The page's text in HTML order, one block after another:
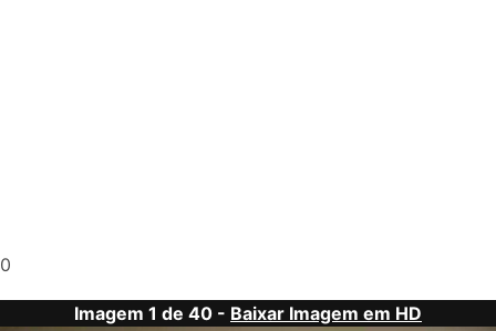
0
Imagem 1 de 40 - Baixar Imagem em HD